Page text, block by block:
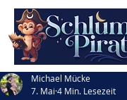
Michael Mücke
7. Mai 4 Min. Lesezeit